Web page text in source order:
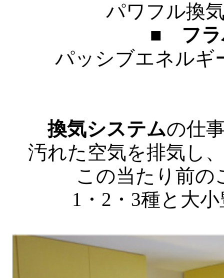
パワフル換
■ フ
パッシブエネルギ
換気システムの仕
汚れた空気を排気し
この当たり前の
1・2・3種と大